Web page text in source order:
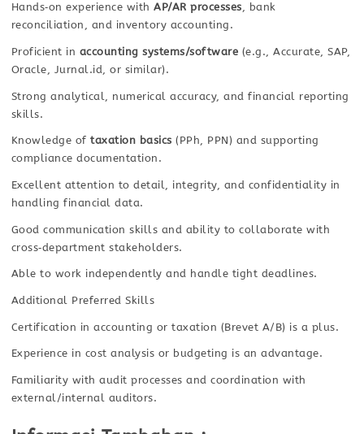
Hands‑on experience withAP/AR processes, bank
reconciliation, and inventory accounting.
Proficient in accounting systems/software (e.g., Accurate, SAP,
Oracle, Jurnal.id, or similar).
Strong analytical, numerical accuracy, and financial reporting
skills.
Knowledge oftaxation basics (PPh, PPN) and supporting
compliance documentation.
Excellent attention to detail, integrity, and confidentiality in
handling financial data.
Good communication skills and ability to collaborate with
cross‑department stakeholders.
Able to work independently and handle tight deadlines.
Additional Preferred Skills
Certification in accounting or taxation (Brevet A/B) is a plus.
Experience in cost analysis or budgeting is an advantage.
Familiarity with audit processes and coordination with
external/internal auditors.